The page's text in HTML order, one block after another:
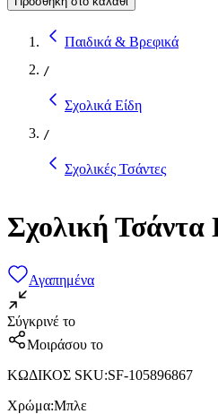
Παιδικά & Βρεφικά
/
Σχολικά Είδη
/
Σχολικές Τσάντες
Σχολική
Αγαπημένα
Σύγκρινέ το
Μοιράσου το
ΚΩΔΙΚΟΣ SKU:SF-105896867
Χρώμα:Μπλε